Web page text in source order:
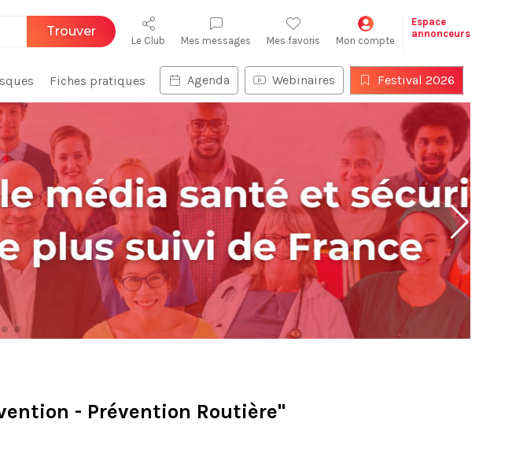
Trouver
Le Club Mes messages Mes favoris Mon compte
Espace
annonceurs
Fiches pratiques Agenda Webinaires Festival 2026
- Prévention Routière"